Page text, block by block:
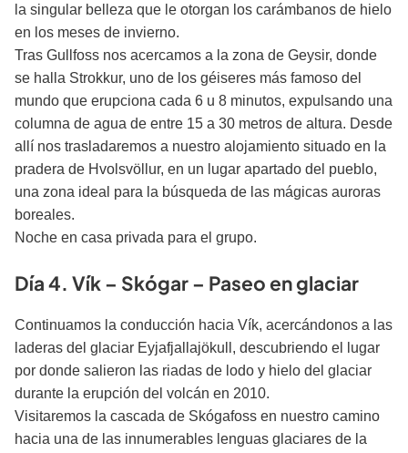
la singular belleza que le otorgan los carámbanos de hielo
en los meses de invierno.
Tras Gullfoss nos acercamos a la zona de Geysir, donde
se halla Strokkur, uno de los géiseres más famoso del
mundo que erupciona cada 6 u 8 minutos, expulsando una
columna de agua de entre 15 a 30 metros de altura. Desde
allí nos trasladaremos a nuestro alojamiento situado en la
pradera de Hvolsvöllur, en un lugar apartado del pueblo,
una zona ideal para la búsqueda de las mágicas auroras
boreales.
Noche en casa privada para el grupo.
Día 4. Vík – Skógar – Paseo en glaciar
Continuamos la conducción hacia Vík, acercándonos a las
laderas del glaciar Eyjafjallajökull, descubriendo el lugar
por donde salieron las riadas de lodo y hielo del glaciar
durante la erupción del volcán en 2010.
Visitaremos la cascada de Skógafoss en nuestro camino
hacia una de las innumerables lenguas glaciares de la